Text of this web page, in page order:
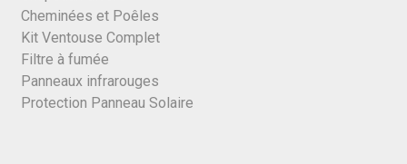
Cheminées et Poêles
Kit Ventouse Complet
Filtre à fumée
Panneaux infrarouges
Protection Panneau Solaire